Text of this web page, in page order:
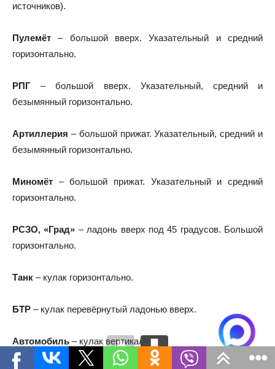
источников).
Пулемёт – большой вверх. Указательный и средний
горизонтально.
РПГ – большой вверх. Указательный, средний и
безымянный горизонтально.
Артиллерия – большой прижат. Указательный, средний и
безымянный горизонтально.
Миномёт – большой прижат. Указательный и средний
горизонтально.
РСЗО, «Град» – ладонь вверх под 45 градусов. Большой
горизонтально.
Танк – кулак горизонтально.
БТР – кулак перевёрнутый ладонью вверх.
Автомобиль – кулак вертикально.